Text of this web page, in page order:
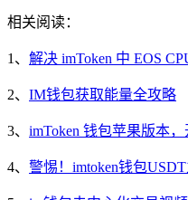
相关阅读：
1、 解决 imToken 中 EOS
2、 IM钱包获取能量全攻略
3、 imToken 钱包苹果版本
4、 警惕！imtoken钱包